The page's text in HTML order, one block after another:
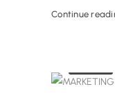
Continue